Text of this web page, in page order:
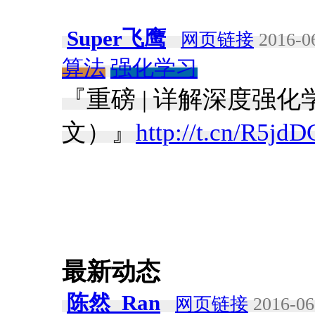
Super飞鹰 网页链接 2016-
算法 强化学习
『重磅 | 详解深度强
文）』 http://t.cn/
最新动态
陈然_Ran 网页链接 2016-